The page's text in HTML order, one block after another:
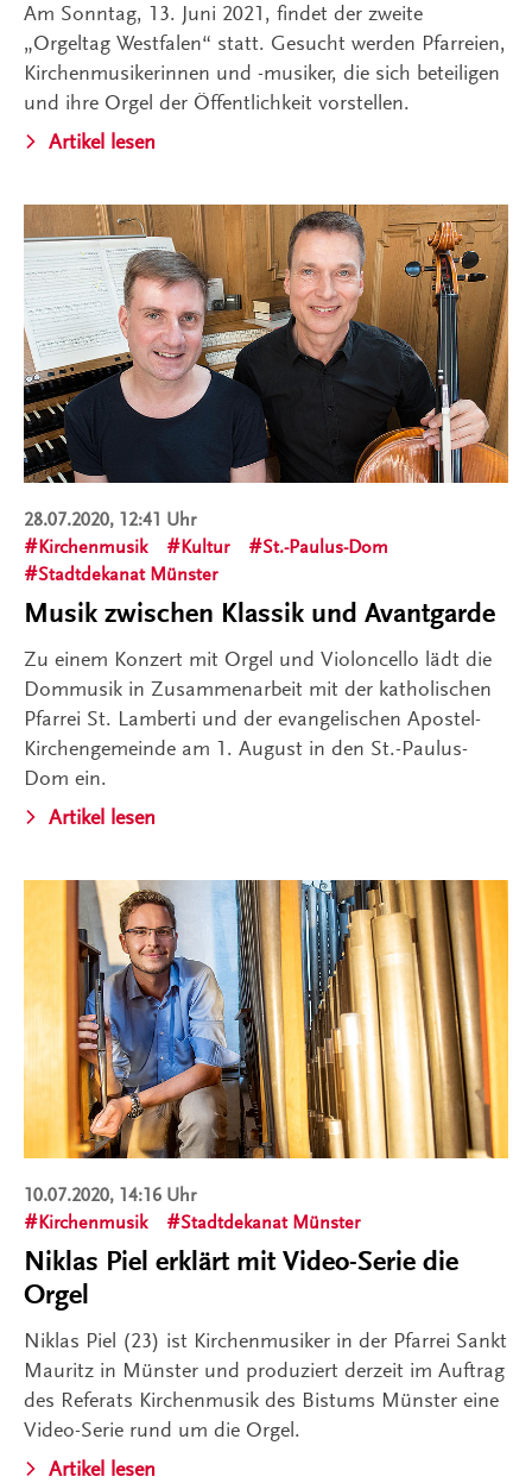
Am Sonntag, 13. Juni 2021, findet der zweite
„Orgeltag Westfalen“ statt. Gesucht werden Pfarreien,
Kirchenmusikerinnen und -musiker, die sich beteiligen
und ihre Orgel der Öffentlichkeit vorstellen.
Artikel lesen
28.07.2020, 12:41 Uhr
Kirchenmusik
Kultur
St.-Paulus-Dom
Stadtdekanat Münster
Musik zwischen Klassik und Avantgarde
Zu einem Konzert mit Orgel und Violoncello lädt die
Dommusik in Zusammenarbeit mit der katholischen
Pfarrei St. Lamberti und der evangelischen Apostel-
Kirchengemeinde am 1. August in den St.-Paulus-
Dom ein.
Artikel lesen
10.07.2020, 14:16 Uhr
Kirchenmusik
Stadtdekanat Münster
Niklas Piel erklärt mit Video-Serie die
Orgel
Niklas Piel (23) ist Kirchenmusiker in der Pfarrei Sankt
Mauritz in Münster und produziert derzeit im Auftrag
des Referats Kirchenmusik des Bistums Münster eine
Video-Serie rund um die Orgel.
Artikel lesen